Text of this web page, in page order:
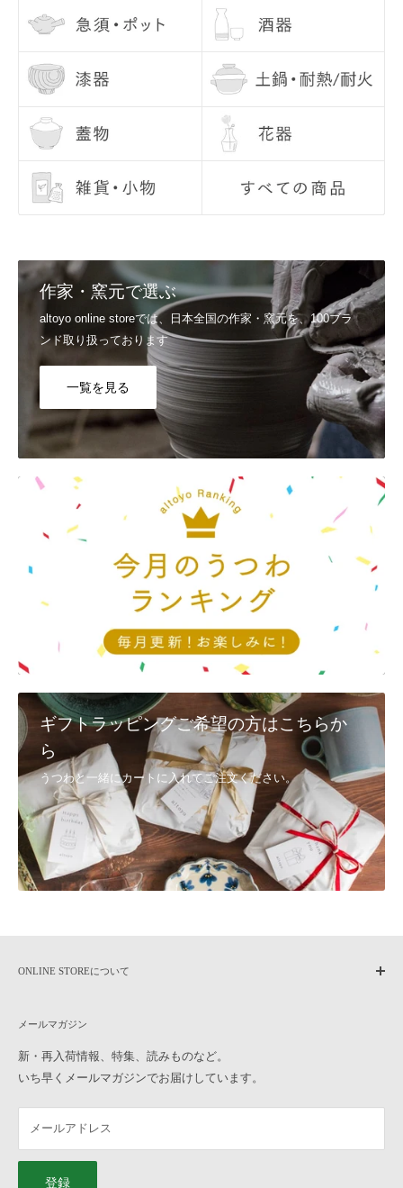
基本的に、手洗いをおすすめしております。洗った後は、十分に乾燥
させてから収納してください。 金彩・銀彩・赤絵のうつわは、電子レ
ンジを使用しないようにしてください。
Q6, お届け日の指定はできますか？
配送日のご希望につきましては、注文日より7日目以降の日付でご指
定いただけます。 お時間、置き配指定も合わせてご利用いただけま
す。 ご指定なしの場合は、最短でお届けいたします。
詳しくはご利用ガイドの 配送日のご希望、商品のお届け日
さい。
Shop Pay / Google Pay / Apple Pay / PayPal
▼クレジットカード決済
VISA / Mastercard / JCB / American Express / Diners Club
▼電子マネー決済
楽天ペイ / Paypay / メルペイ
詳しくはご利用ガイドの
支払い方法をご覧ください。
Q8, カートに入れたのに買えませんでした。
システムの都合上、「カートに入れる＝在庫を確保」ではございませ
ん。他のお客様が先に注文を完了した場合には、カートに入れていた
としても、完売してしまう場合もございます。ご了承ください。
Q9, 返品・交換は、対応可能でしょうか？
①配送時の破損
②注文と異なる商品・不良品
商品到着後3日以内に、メール又は電話(092-404-0968)で連絡し、 着
・代替品が在庫にある場合は、速やかに交換、発送させていただきま
す。
・在庫切れの商品に関しましては、後日発送、またはご返金とさせて
いただきます。
・メールでのご連絡は、
お問い合わせからお願いいたします。
③お客様のご都合（イメージと異なるなど） お客様のご都合による返
品・交換につきましては、未使用に限りお受けいたします。
商品到着後7日以内に こちらまでご連絡いただいた後、元払いにてご
返送ください。
8日以上過ぎた場合の返品・交換のご要望は、お受けできなくなりま
す。ご了承ください。
いたします。
・一度でもご使用になられた商品
・商品到着後8日以上経過した商品
・お取り置き、ご予約の商品
いですか？
「ギフトラッピングの色」と「ギフトタグの種類」を選んで、うつわ
と一緒にカートに入れてご注文ください。 ギフトラッピングについ
お問い合わせ内容
送信
作家・窯元で選ぶ
altoyo online storeでは、日本全国の作家・窯元を、100ブラ
ンド取り扱っております
一覧を見る
ギフトラッピングご希望の方はこちらか
ら
うつわと一緒にカートに入れてご注文ください。
メールマガジン
新・再入荷情報、特集、読みものなど。
いち早くメールマガジンでお届けしています。
メールアドレス
登録
ONLINE STOREについて
作家もののうつわについて
よくある質問
ご利用ガイド
横浜元町店へのお問い合わせ
特定商取引法に基づく表記
プライバシーポリシー